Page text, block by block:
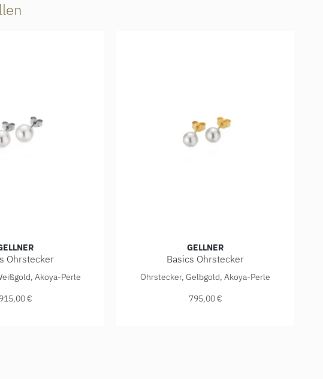
Ohrstecker
Ohrstecker, Ref: 5-23695-02, Preis: 915,00 €
Akoya-Perle
915,00 €
GELLNER
Basics Ohrstecker
Gellner Basics Ohrstecker, Ref: 5-23683-
Ohrstecker, Gelbgold, Akoya-Perle
795,00 €